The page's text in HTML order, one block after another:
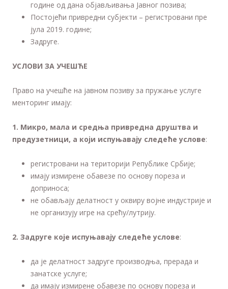
године од дана објављивања Јавног позива;
Постојећи привредни субјекти – регистровани пре
јула 2019. године;
Задруге.
УСЛОВИ ЗА УЧЕШЋЕ
Право на учешће на јавном позиву за пружање услуге
менторинг имају:
1. Микро, мала и средња привредна друштва и
предузетници, а који испуњавају следеће услове:
регистровани на територији Републике Србије;
имају измирене обавезе по основу пореза и
доприноса;
не обављају делатност у оквиру војне индустрије и
не организују игре на срећу/лутрију.
2. Задруге које испуњавају следеће услове:
да је делатност задруге производња, прерада и
занатске услуге;
да имају измирене обавезе по основу пореза и